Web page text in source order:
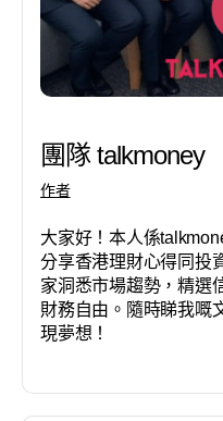
團隊 talkmoney
作者
大家好！本人係
分享香港理財心得同投
家洞悉市場趨勢，精選
財務自由。隨時睇我嘅
現夢想！